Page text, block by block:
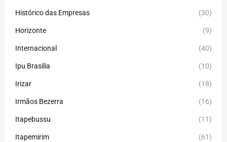
Histórico das Empresas (30)
Horizonte (9)
Internacional (40)
Ipu Brasilia (10)
Irizar (18)
Irmãos Bezerra (16)
Itapebussu (11)
Itapemirim (61)